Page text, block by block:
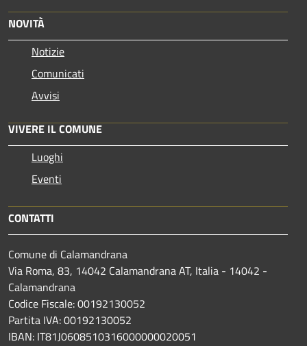
NOVITÀ
Notizie
Comunicati
Avvisi
VIVERE IL COMUNE
Luoghi
Eventi
CONTATTI
Comune di Calamandrana
Via Roma, 83, 14042 Calamandrana AT, Italia - 14042 -
Calamandrana
Codice Fiscale: 00192130052
Partita IVA: 00192130052
IBAN: IT81J0608510316000000020051